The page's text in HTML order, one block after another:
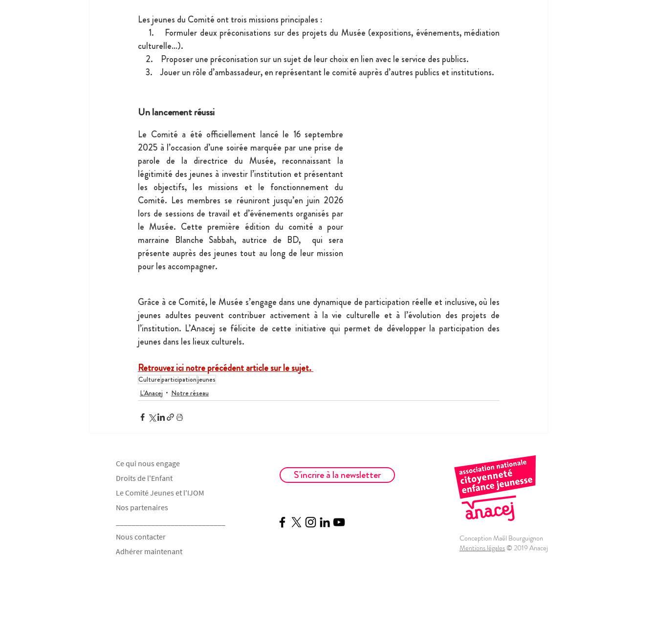
Les jeunes du Comité ont trois missions principales :
1.    Formuler deux préconisations sur des projets du Musée (expositions, événements, médiation
culturelle…).
2.    Proposer une préconisation sur un sujet de leur choix en lien avec le service des publics.
3.    Jouer un rôle d’ambassadeur, en représentant le comité auprès d’autres publics et institutions.
Un lancement réussi
Le Comité a été officiellement lancé le 16 septembre
2025 à l’occasion d’une soirée marquée par une prise de
parole de la directrice du Musée, reconnaissant la
légitimité des jeunes à investir l’institution et présentant
les objectifs, les missions et le fonctionnement du
Comité. Les membres se réuniront jusqu’en juin 2026
lors de sessions de travail et d’événements organisés par
le Musée. Cette première édition du comité a pour
marraine Blanche Sabbah, autrice de BD,  qui sera
présente auprès des jeunes tout au long de leur mission
pour les accompagner.
Grâce à ce Comité, le Musée s’engage dans une dynamique de participation réelle et inclusive, où les
jeunes adultes peuvent contribuer activement à la vie culturelle et à l’évolution des projets de
l’institution. L’Anacej se félicite de cette initiative qui permet de développer la participation des
jeunes dans les lieux culturels.
Retrouvez ici notre précédent article sur le sujet.
Cultureparticipationjeunes
L'Anacej
Notre réseau
Ce qui nous engage
Droits de l'Enfant
Le Comité Jeunes et l'IJOM
Nos partenaires
Nous contacter
Adhérer maintenant
S'incrire à la newsletter
Conception Maël Bourguignon
Mentions légales© 2019 Anacej